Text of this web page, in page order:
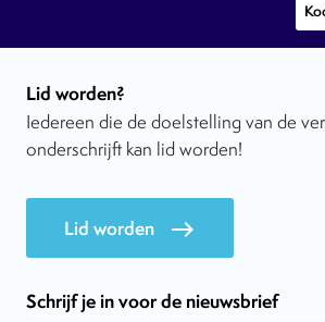
Lid worden?
Iedereen die de doelstelling van de
onderschrijft kan lid worden!
Lid worden east
Schrijf je in voor de nieuwsbrief